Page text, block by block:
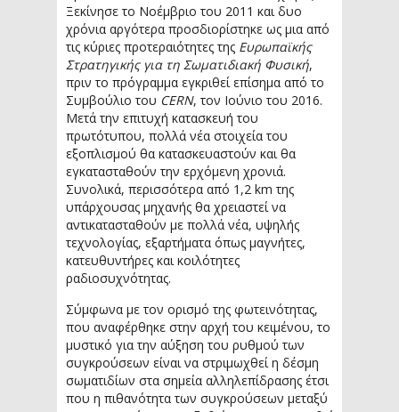
Ξεκίνησε το Νοέμβριο του 2011 και δυο
χρόνια αργότερα προσδιορίστηκε ως μια από
τις κύριες προτεραιότητες της Ευρωπαϊκής
Στρατηγικής για τη Σωματιδιακή Φυσική,
πριν το πρόγραμμα εγκριθεί επίσημα από το
Συμβούλιο του CERN, τον Ιούνιο του 2016.
Μετά την επιτυχή κατασκευή του
πρωτότυπου, πολλά νέα στοιχεία του
εξοπλισμού θα κατασκευαστούν και θα
εγκατασταθούν την ερχόμενη χρονιά.
Συνολικά, περισσότερα από 1,2 km της
υπάρχουσας μηχανής θα χρειαστεί να
αντικατασταθούν με πολλά νέα, υψηλής
τεχνολογίας, εξαρτήματα όπως μαγνήτες,
κατευθυντήρες και κοιλότητες
ραδιοσυχνότητας.
Σύμφωνα με τον ορισμό της φωτεινότητας,
που αναφέρθηκε στην αρχή του κειμένου, το
μυστικό για την αύξηση του ρυθμού των
συγκρούσεων είναι να στριμωχθεί η δέσμη
σωματιδίων στα σημεία αλληλεπίδρασης έτσι
που η πιθανότητα των συγκρούσεων μεταξύ